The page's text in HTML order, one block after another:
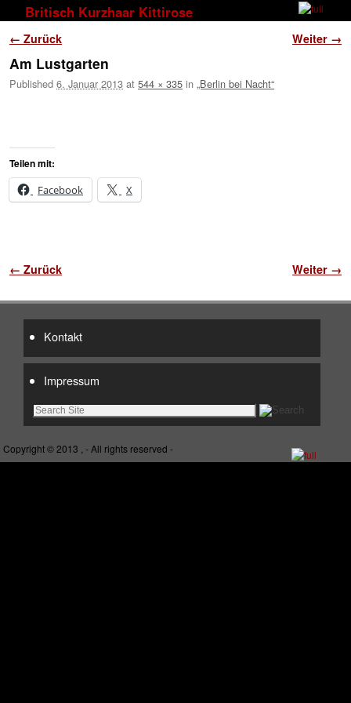
Zum Inhalt wechseln
Zum sekundären Inhalt wechseln
Britisch Kurzhaar Kittirose
Bilder-Navigation
← Zurück Weiter →
Am Lustgarten
Published 6. Januar 2013 at 544 × 335 in „Berlin bei Nacht“
Teilen mit:
Facebook
X
Bilder-Navigation
← Zurück Weiter →
Kontakt
Impressum
Copyright © 2013 , - All rights reserved -